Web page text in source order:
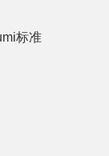
标准